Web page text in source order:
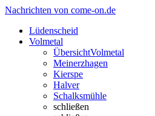
Nachrichten von come-on.de
Lüdenscheid
Volmetal
ÜbersichtVolmetal
Meinerzhagen
Kierspe
Halver
Schalksmühle
schließen